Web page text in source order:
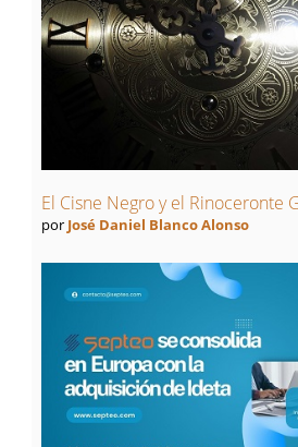
El Cisne Negro y el Rinoceronte
por José Daniel Blanco Alonso